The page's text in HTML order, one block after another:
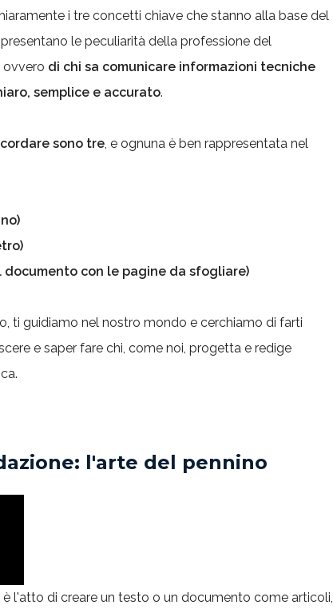
i tre concetti chiave che stanno alla base del
le peculiarità della professione del
ovvero di chi sa comunicare informazioni tecniche
semplice e accurato.
sono tre, e ognuna è ben rappresentata nel
documento con le pagine da sfogliare)
ti guidiamo nel nostro mondo e cerchiamo di farti
e saper fare chi, come noi, progetta e redige
l'arte del pennino
è l'atto di creare un testo o un documento come articoli,